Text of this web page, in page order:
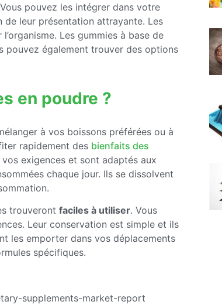
pouvez les intégrer dans votre
leur présentation attrayante. Les
Les gummies à base de
pouvez également trouver des options
en poudre ?
à vos boissons préférées ou à
rapidement des bienfaits des
exigences et sont adaptés aux
chaque jour. Ils se dissolvent
trouveront faciles à utiliser. Vous
Leur conservation est simple et ils
les emporter dans vos déplacements
spécifiques.
supplements-market-report